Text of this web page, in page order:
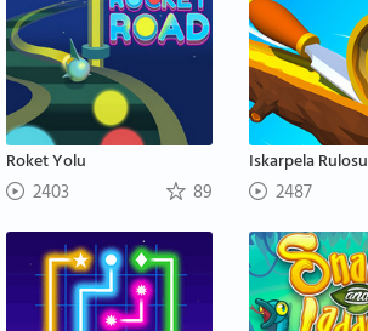
Roket Yolu
2403 89
Iskarpela Rulosu
2487